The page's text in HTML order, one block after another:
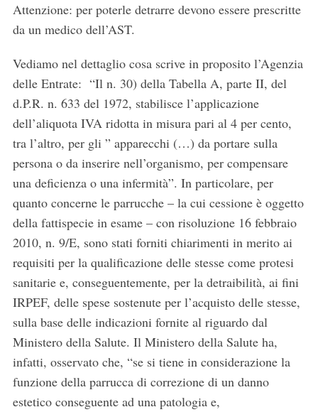
Attenzione: per poterle detrarre devono essere prescritte
da un medico dell’AST.
Vediamo nel dettaglio cosa scrive in proposito l’Agenzia
delle Entrate: “Il n. 30) della Tabella A, parte II, del
d.P.R. n. 633 del 1972, stabilisce l’applicazione
dell’aliquota IVA ridotta in misura pari al 4 per cento,
tra l’altro, per gli ” apparecchi (…) da portare sulla
persona o da inserire nell’organismo, per compensare
una deficienza o una infermità”. In particolare, per
quanto concerne le parrucche – la cui cessione è oggetto
della fattispecie in esame – con risoluzione 16 febbraio
2010, n. 9/E, sono stati forniti chiarimenti in merito ai
requisiti per la qualificazione delle stesse come protesi
sanitarie e, conseguentemente, per la detraibilità, ai fini
IRPEF, delle spese sostenute per l’acquisto delle stesse,
sulla base delle indicazioni fornite al riguardo dal
Ministero della Salute. Il Ministero della Salute ha,
infatti, osservato che, “se si tiene in considerazione la
funzione della parrucca di correzione di un danno
estetico conseguente ad una patologia e,